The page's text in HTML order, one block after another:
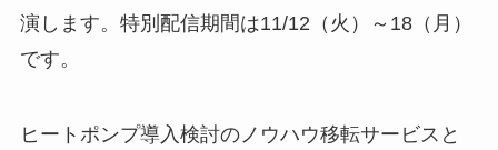
演します。特別配信期間は11/12（火）～18（月）
です。
ヒートポンプ導入検討のノウハウ移転サービスと